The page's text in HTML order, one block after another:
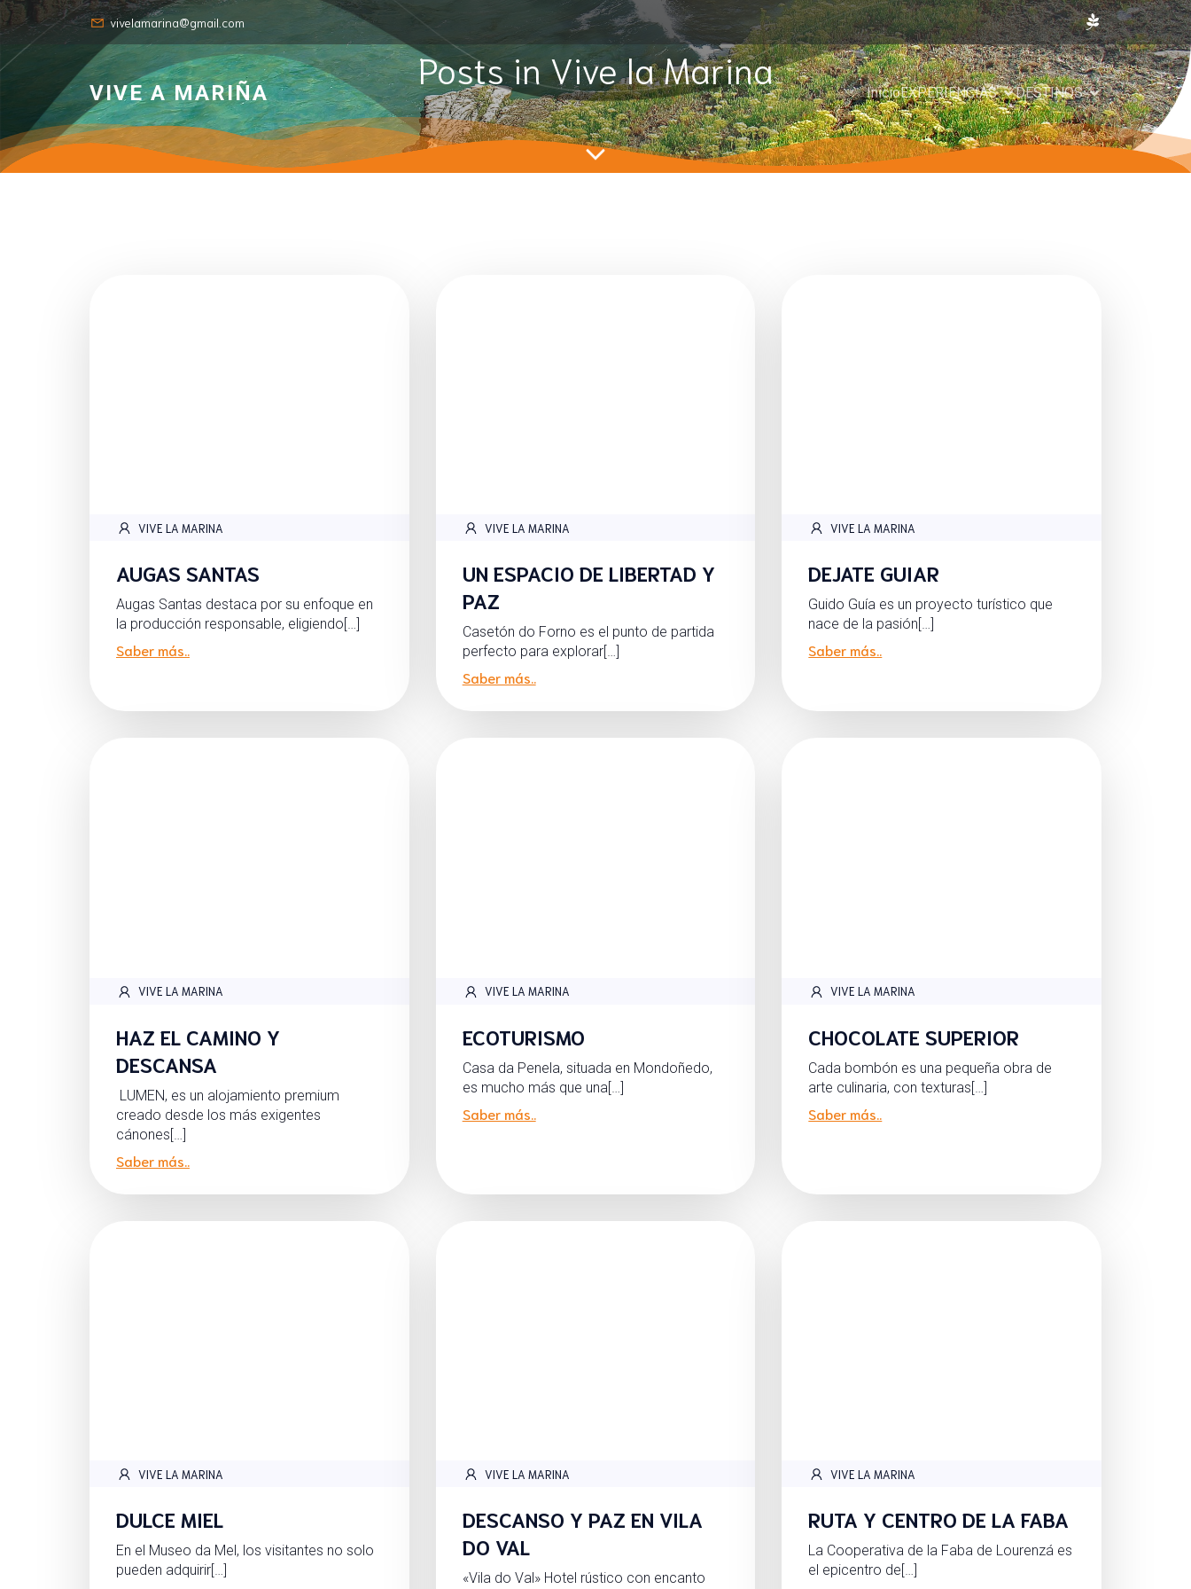
vivelamarina@gmail.com
VIVE A MARIÑA InicioEXPERIENCIAS DESTINOS
Posts in Vive la Marina
VIVE LA MARINA
AUGAS SANTAS
Augas Santas destaca por su enfoque en
la producción responsable, eligiendo[…]
Saber más..
VIVE LA MARINA
UN ESPACIO DE LIBERTAD Y
PAZ
Casetón do Forno es el punto de partida
perfecto para explorar[…]
Saber más..
VIVE LA MARINA
DEJATE GUIAR
Guido Guía es un proyecto turístico que
nace de la pasión[…]
Saber más..
VIVE LA MARINA
HAZ EL CAMINO Y
DESCANSA
LUMEN, es un alojamiento premium
creado desde los más exigentes
cánones[…]
Saber más..
VIVE LA MARINA
ECOTURISMO
Casa da Penela, situada en Mondoñedo,
es mucho más que una[…]
Saber más..
VIVE LA MARINA
CHOCOLATE SUPERIOR
Cada bombón es una pequeña obra de
arte culinaria, con texturas[…]
Saber más..
VIVE LA MARINA
DULCE MIEL
En el Museo da Mel, los visitantes no solo
pueden adquirir[…]
VIVE LA MARINA
DESCANSO Y PAZ EN VILA
DO VAL
«Vila do Val» Hotel rústico con encanto
VIVE LA MARINA
RUTA Y CENTRO DE LA FABA
La Cooperativa de la Faba de Lourenzá es
el epicentro de[…]